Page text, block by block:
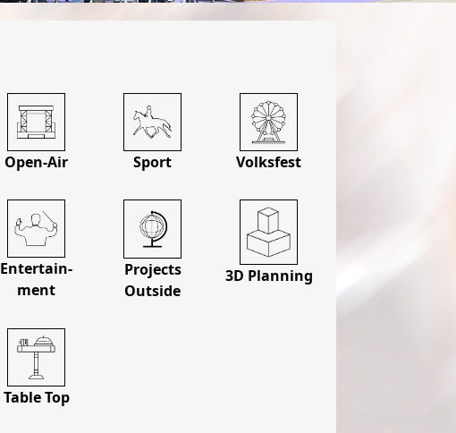
Open-Air Sport Volksfest
Entertain­
ment
Projects
Outside
3D Planning
Table Top